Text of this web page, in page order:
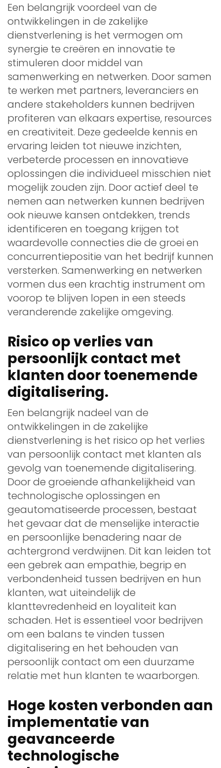
Een belangrijk voordeel van de
ontwikkelingen in de zakelijke
dienstverlening is het vermogen om
synergie te creëren en innovatie te
stimuleren door middel van
samenwerking en netwerken. Door samen
te werken met partners, leveranciers en
andere stakeholders kunnen bedrijven
profiteren van elkaars expertise, resources
en creativiteit. Deze gedeelde kennis en
ervaring leiden tot nieuwe inzichten,
verbeterde processen en innovatieve
oplossingen die individueel misschien niet
mogelijk zouden zijn. Door actief deel te
nemen aan netwerken kunnen bedrijven
ook nieuwe kansen ontdekken, trends
identificeren en toegang krijgen tot
waardevolle connecties die de groei en
concurrentiepositie van het bedrijf kunnen
versterken. Samenwerking en netwerken
vormen dus een krachtig instrument om
voorop te blijven lopen in een steeds
veranderende zakelijke omgeving.
Risico op verlies van
persoonlijk contact met
klanten door toenemende
digitalisering.
Een belangrijk nadeel van de
ontwikkelingen in de zakelijke
dienstverlening is het risico op het verlies
van persoonlijk contact met klanten als
gevolg van toenemende digitalisering.
Door de groeiende afhankelijkheid van
technologische oplossingen en
geautomatiseerde processen, bestaat
het gevaar dat de menselijke interactie
en persoonlijke benadering naar de
achtergrond verdwijnen. Dit kan leiden tot
een gebrek aan empathie, begrip en
verbondenheid tussen bedrijven en hun
klanten, wat uiteindelijk de
klanttevredenheid en loyaliteit kan
schaden. Het is essentieel voor bedrijven
om een balans te vinden tussen
digitalisering en het behouden van
persoonlijk contact om een duurzame
relatie met hun klanten te waarborgen.
Hoge kosten verbonden aan
implementatie van
geavanceerde
technologische